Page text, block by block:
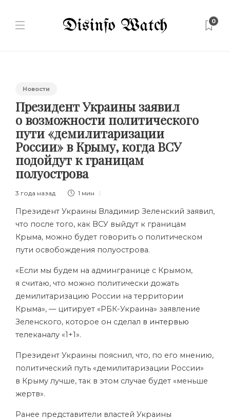
0
Новости
Президент Украины заявил
о возможности политического
пути «демилитаризации
России» в Крыму, когда ВСУ
подойдут к границам
полуострова
3 года назад 1 мин
Президент Украины Владимир Зеленский заявил,
что после того, как ВСУ выйдут к границам
Крыма, можно будет говорить о политическом
пути освобождения полуострова.
«Если мы будем на админгранице с Крымом,
я считаю, что можно политически дожать
демилитаризацию России на территории
Крыма», — цитирует «РБК-Украина» заявление
Зеленского, которое он сделал в интервью
телеканалу «1+1».
Президент Украины пояснил, что, по его мнению,
политический путь «демилитаризации России»
в Крыму лучше, так в этом случае будет «меньше
жертв».
Ранее представители властей Украины